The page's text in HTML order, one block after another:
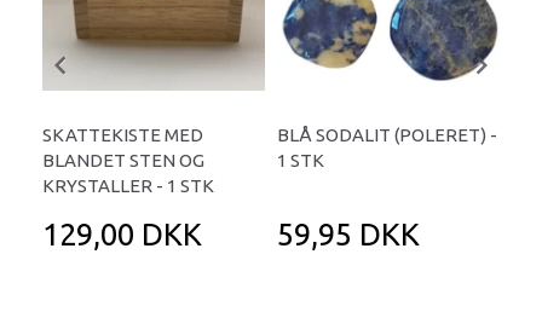
SKATTEKISTE MED
BLANDET STEN OG
KRYSTALLER - 1 STK
129,00 DKK
BLÅ SODALIT (POLERET) -
1 STK
59,95 DKK